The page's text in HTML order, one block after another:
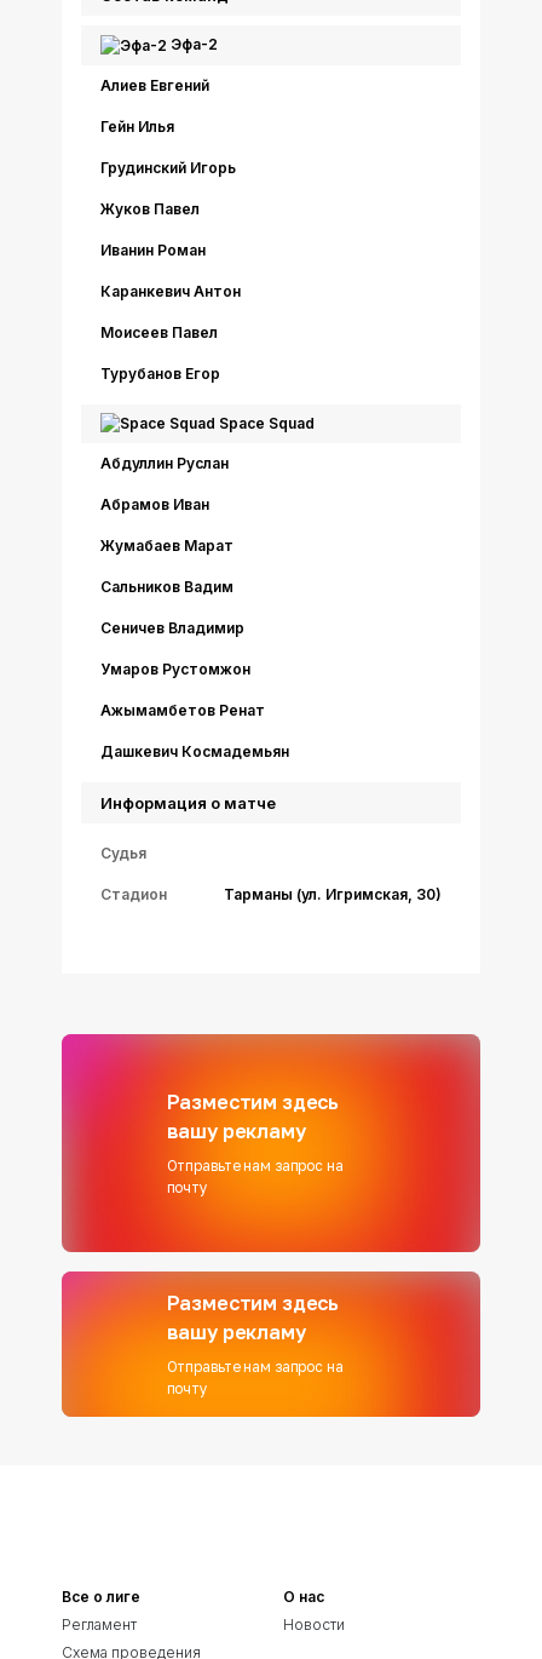
Эфа-2
Алиев Евгений
Гейн Илья
Грудинский Игорь
Жуков Павел
Иванин Роман
Каранкевич Антон
Моисеев Павел
Турубанов Егор
Space Squad
Абдуллин Руслан
Абрамов Иван
Жумабаев Марат
Сальников Вадим
Сеничев Владимир
Умаров Рустомжон
Ажымамбетов Ренат
Дашкевич Космадемьян
Информация о матче
Судья
Стадион Тарманы (ул. Игримская, 30)
Разместим здесь
вашу рекламу
Отправьте нам запрос на
почту
Разместим здесь
вашу рекламу
Отправьте нам запрос на
почту
Все о лиге
Регламент
Схема проведения
О нас
Новости